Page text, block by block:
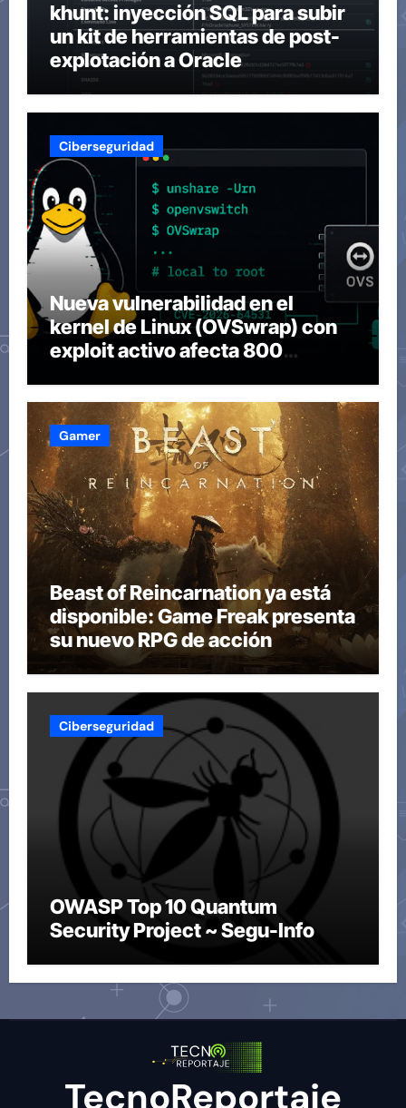
khunt: inyección SQL para subir
un kit de herramientas de post-
explotación a Oracle
Ciberseguridad
Nueva vulnerabilidad en el
kernel de Linux (OVSwrap) con
exploit activo afecta 800
Gamer
Beast of Reincarnation ya está
disponible: Game Freak presenta
su nuevo RPG de acción
Ciberseguridad
OWASP Top 10 Quantum
Security Project ~ Segu-Info
TecnoReportaje